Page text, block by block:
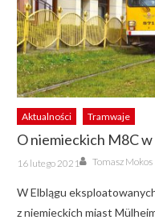
Aktualności Tramwaje
O niemieckich M8C w
Posted
on
16 lutego 2021 Author
Tomasz Mokos
W Elblągu
z niemieckich miast